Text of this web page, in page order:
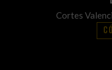
Cortes